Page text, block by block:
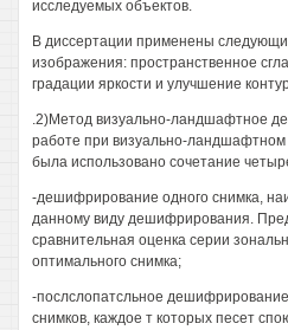
исследуемых объектов.
В диссертации применены
изображения: пространственное
градации яркости и улучшение
.2)Метод визуально-ландшафтное
работе при визуально-
была использовано сочетание
-дешифрирование одного снимка,
данному виду дешифрирования.
сравнительная оценка серии
оптимального снимка;
-послслопатсльное
снимков, каждое т которых песет